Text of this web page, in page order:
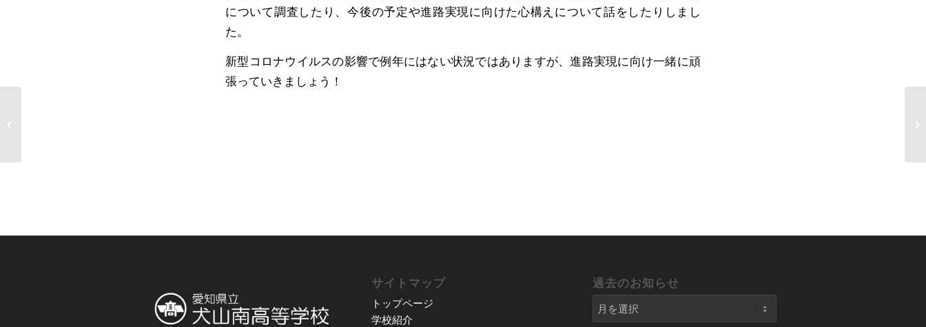
について調査したり、今後の予定や進路実現に向けた心構えについて話をしたりしまし
た。
新型コロナウイルスの影響で例年にはない状況ではありますが、進路実現に向け一緒に頑
張っていきましょう！
サイトマップ
トップページ
学校紹介
過去のお知らせ